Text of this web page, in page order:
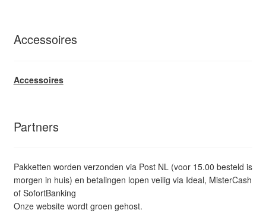
Accessoires
Accessoires
Partners
Pakketten worden verzonden via Post NL (voor 15.00 besteld is
morgen in huis) en betalingen lopen veilig via Ideal, MisterCash
of SofortBanking
Onze website wordt groen gehost.